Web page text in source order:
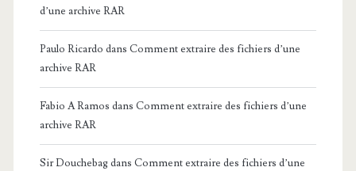
d’une archive RAR
Paulo Ricardo dans Comment extraire des fichiers d’une
archive RAR
Fabio A Ramos dans Comment extraire des fichiers d’une
archive RAR
Sir Douchebagdans Comment extraire des fichiers d’une